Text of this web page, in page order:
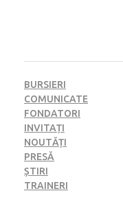
BURSIERI
COMUNICATE
FONDATORI
INVITAȚI
NOUTĂȚI
PRESĂ
ȘTIRI
TRAINERI